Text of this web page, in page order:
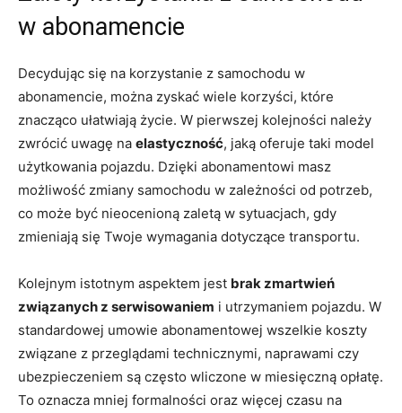
w abonamencie
Decydując się na korzystanie z samochodu w
‍abonamencie, ​można zyskać wiele⁢ korzyści, które⁤
znacząco ułatwiają życie. W⁣ pierwszej kolejności należy
zwrócić uwagę na elastyczność, jaką oferuje taki model
⁤użytkowania pojazdu. Dzięki abonamentowi masz
możliwość zmiany samochodu w zależności ⁢od potrzeb,⁣
co może być nieocenioną zaletą w sytuacjach, gdy
zmieniają się⁣ Twoje wymagania dotyczące transportu.
Kolejnym istotnym ‍aspektem jest brak zmartwień
⁤związanych z serwisowaniem ‍i utrzymaniem pojazdu. ⁣W⁢
standardowej‍ umowie abonamentowej wszelkie koszty
związane​ z przeglądami ‌technicznymi, naprawami czy
ubezpieczeniem są często wliczone ⁤w miesięczną‍ opłatę.
To oznacza mniej formalności oraz więcej czasu na⁣